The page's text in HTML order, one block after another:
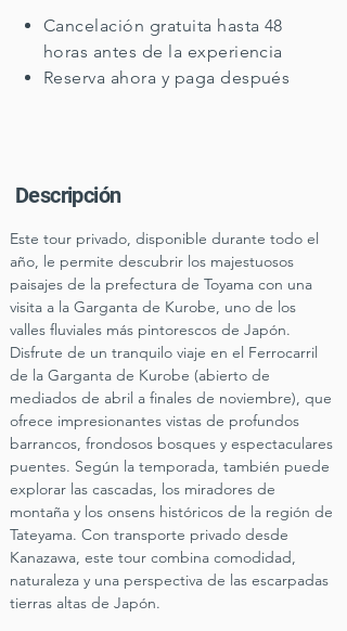
Cancelación gratuita hasta 48
horas antes de la experiencia
Reserva ahora y paga después
Descripción
Este tour privado, disponible durante todo el
año, le permite descubrir los majestuosos
paisajes de la prefectura de Toyama con una
visita a la Garganta de Kurobe, uno de los
valles fluviales más pintorescos de Japón.
Disfrute de un tranquilo viaje en el Ferrocarril
de la Garganta de Kurobe (abierto de
mediados de abril a finales de noviembre), que
ofrece impresionantes vistas de profundos
barrancos, frondosos bosques y espectaculares
puentes. Según la temporada, también puede
explorar las cascadas, los miradores de
montaña y los onsens históricos de la región de
Tateyama. Con transporte privado desde
Kanazawa, este tour combina comodidad,
naturaleza y una perspectiva de las escarpadas
tierras altas de Japón.